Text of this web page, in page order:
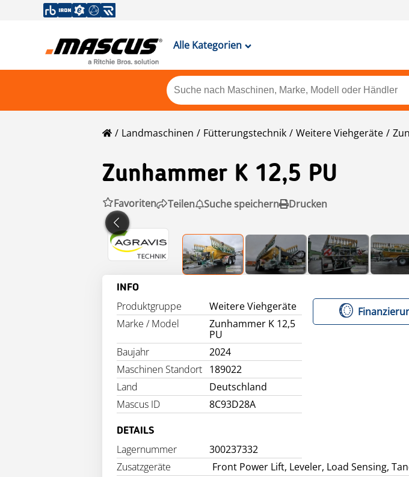
Alle Kategorien
Landmaschinen Fütterungstechnik Weitere Viehgeräte
Zunhammer K 12,5 PU
Favoriten Teilen Suche speichern Drucken
INFO
Produktgruppe
Weitere Viehgeräte
Marke / Model
Zunhammer K 12,5
PU
Baujahr
2024
Maschinen Standort 189022
Land
Deutschland
Mascus ID
8C93D28A
DETAILS
Lagernummer
300237332
Zusatzgeräte
Front Power Lift, Leveler, Load Sensing,